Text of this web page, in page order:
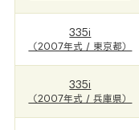
335i
（2007年式 / 東京都）
335i
（2007年式 / 兵庫県）